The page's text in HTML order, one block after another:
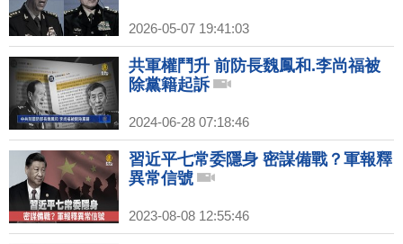
2026-05-07 19:41:03
共軍權鬥升 前防長魏鳳和.李尚福被
除黨籍起訴
2024-06-28 07:18:46
習近平七常委隱身 密謀備戰？軍報釋
異常信號
2023-08-08 12:55:46